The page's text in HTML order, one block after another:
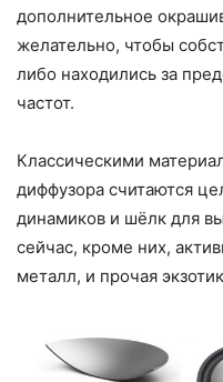
дополнительное
желательно, чтобы
либо находились за
частот.
Классическими
диффузора считаются
динамиков и шёлк для
сейчас, кроме них,
металл, и прочая